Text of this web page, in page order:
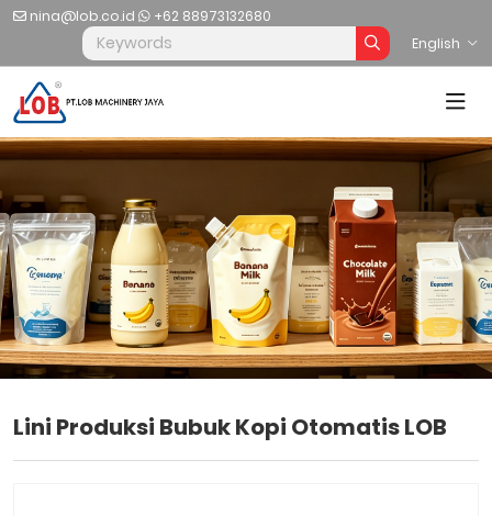
nina@lob.co.id
+62 88973132680
English
Lini Produksi Bubuk Kopi Otomatis LOB